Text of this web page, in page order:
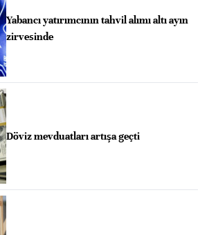
Yabancı yatırımcının tahvil alımı altı ayın
zirvesinde
Döviz mevduatları artışa geçti